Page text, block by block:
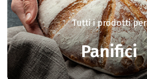
Tutti i prodotti per
Panifici